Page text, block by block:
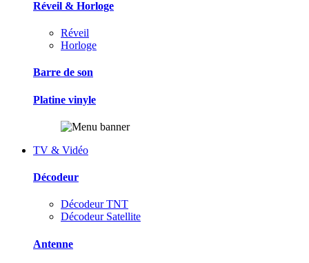
Réveil & Horloge
Réveil
Horloge
Barre de son
Platine vinyle
TV & Vidéo
Décodeur
Décodeur TNT
Décodeur Satellite
Antenne